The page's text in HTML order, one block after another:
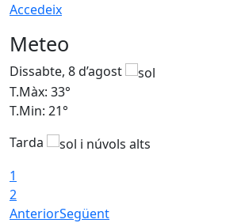
Accedeix
Meteo
Dissabte, 8 d’agost
T.Màx: 33°
T.Min: 21°
Tarda
1
2
AnteriorSegüent